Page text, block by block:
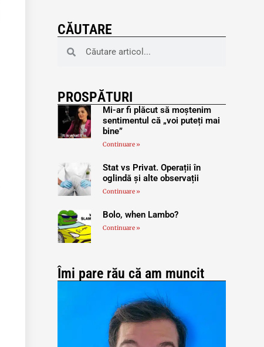
CĂUTARE
PROSPĂTURI
Mi-ar fi plăcut să moștenim
sentimentul că „voi puteți mai
bine”
Continuare »
Stat vs Privat. Operații în
oglindă și alte observații
Continuare »
Bolo, when Lambo?
Continuare »
Îmi pare rău că am muncit